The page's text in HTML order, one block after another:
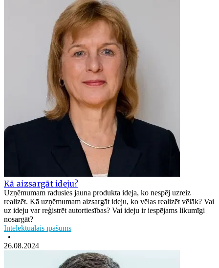
Kā aizsargāt ideju?
Uzņēmumam radusies jauna produkta ideja, ko nespēj uzreiz
realizēt. Kā uzņēmumam aizsargāt ideju, ko vēlas realizēt vēlāk? Vai
uz ideju var reģistrēt autortiesības? Vai ideju ir iespējams likumīgi
nosargāt?
Intelektuālais īpašums
•
26.08.2024